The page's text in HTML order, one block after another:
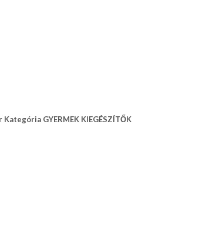
GYERMEK KIEGÉSZÍTŐK